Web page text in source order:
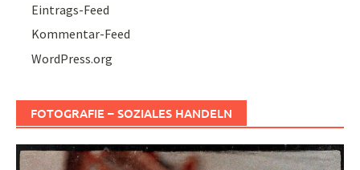
Eintrags-Feed
Kommentar-Feed
WordPress.org
FOTOGRAFIE – SOZIALES HANDELN